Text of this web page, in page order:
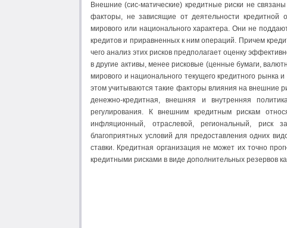
Внешние (сис-матические) кредитные риски не
факторы, не зависящие от деятельности кредитной
мирового или национального характера. Они не
кредитов и приравненных к ним операций. Причем
чего анализ этих рисков предполагает оценку
в другие активы, менее рисковые (ценные бумаги,
мирового и национального текущего кредитного рынка
этом учитываются такие факторы влияния на внешние
денежно-кредитная, внешняя и внутренняя
регулирования. К внешним кредитным рискам
инфляционный, отраслевой, региональный, риск
благоприятных условий для предоставления одних
ставки. Кредитная организация не может их точно
кредитными рисками в виде дополнительных резервов